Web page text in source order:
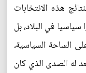
هذه الانتخابات
في البلاد، بل
الساحة السياسية،
له الصدى الذي كان